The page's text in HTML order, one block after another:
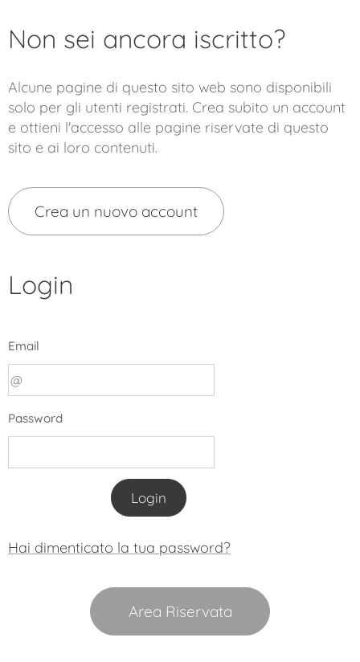
Non sei ancora iscritto?
Alcune pagine di questo sito web sono disponibili
solo per gli utenti registrati. Crea subito un account
e ottieni l'accesso alle pagine riservate di questo
sito e ai loro contenuti.
Crea un nuovo account
Login
Email
Password
Login
Hai dimenticato la tua password?
Area Riservata